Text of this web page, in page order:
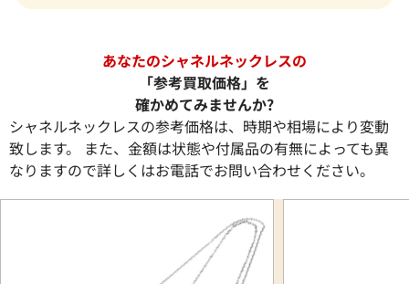
あなたのシャネルネックレスの
「参考買取価格」を
確かめてみませんか?
シャネルネックレスの参考価格は、時期や相場により変動
致します。 また、金額は状態や付属品の有無によっても異
なりますので詳しくはお電話でお問い合わせください。